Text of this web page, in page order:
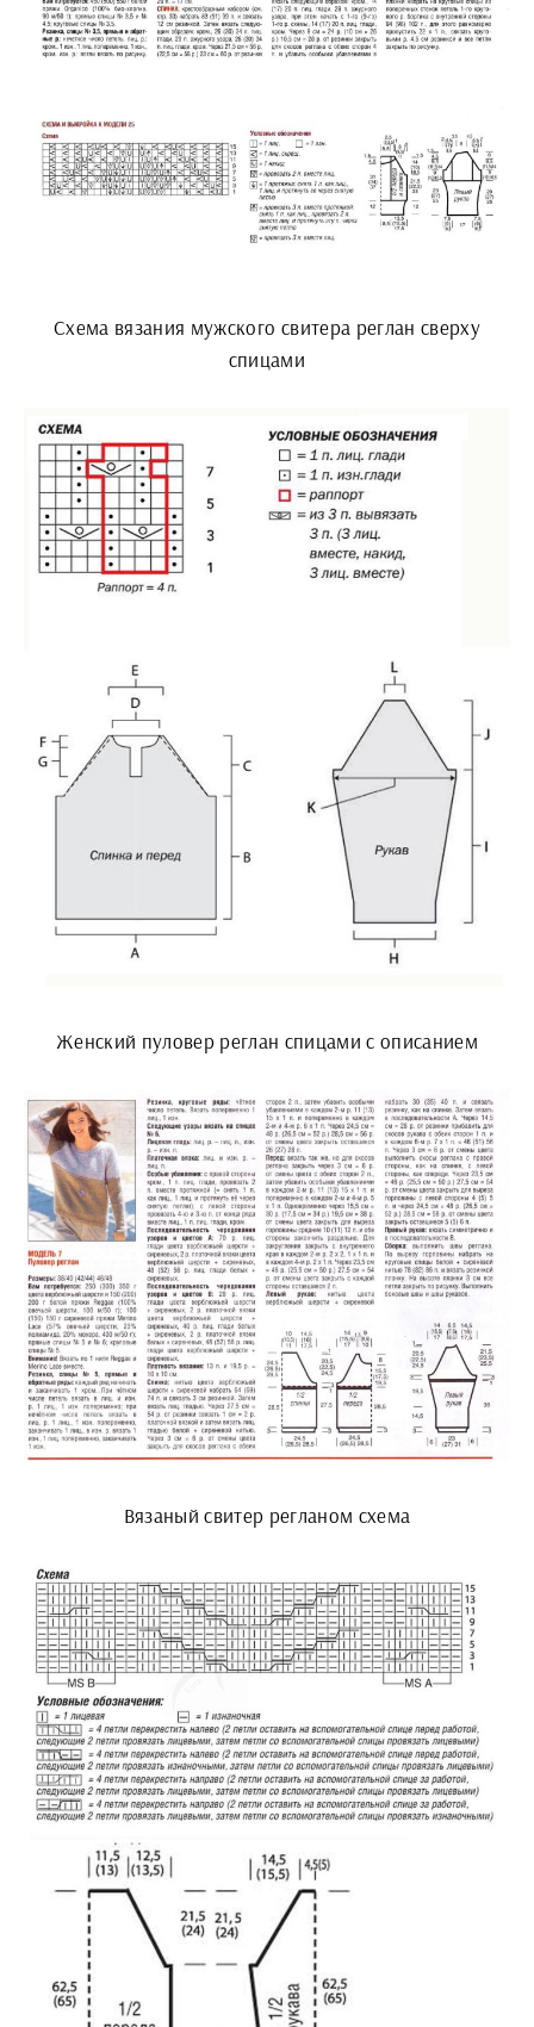
Схема вязания мужского свитера реглан сверху
спицами
Женский пуловер реглан спицами с описанием
Вязаный свитер регланом схема